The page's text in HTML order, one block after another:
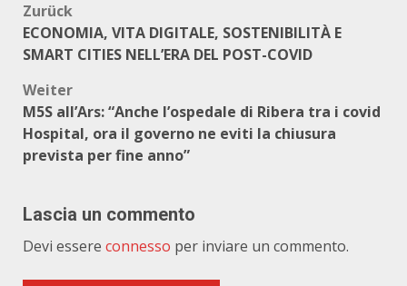
Beitragsnavigation
Zurück
ECONOMIA, VITA DIGITALE, SOSTENIBILITÀ E
SMART CITIES NELL’ERA DEL POST-COVID
Weiter
M5S all’Ars: “Anche l’ospedale di Ribera tra i covid
Hospital, ora il governo ne eviti la chiusura
prevista per fine anno”
Lascia un commento
Devi essere connesso per inviare un commento.